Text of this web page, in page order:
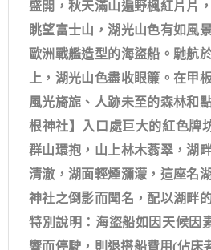
盛開，秋天滿山遍野楓紅片片
眺望富士山，湖光山色有如風
歐洲戰艦造型的海盜船。馳航
上，湖光山色盡收眼簾。在甲
風光旖旎、人跡未至的森林和
根神社】入口處巨大的紅色牌
群山環抱，山上林木蓊翠，湖
清澈，湖面輕煙瀰濛，這座名
神社之倒影而聞名，配以湖畔
特別說明：海盜船如因天候因
響而停駛，則退搭船費用(佔床